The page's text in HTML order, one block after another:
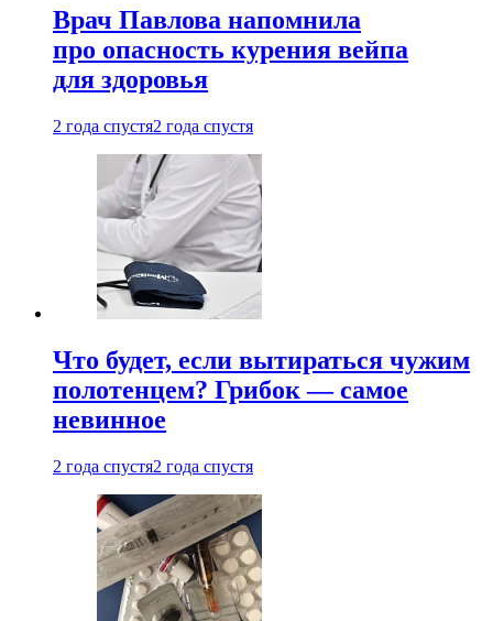
Врач Павлова напомнила
про опасность курения вейпа
для здоровья
2 года спустя2 года спустя
Что будет, если вытираться чужим
полотенцем? Грибок — самое
невинное
2 года спустя2 года спустя